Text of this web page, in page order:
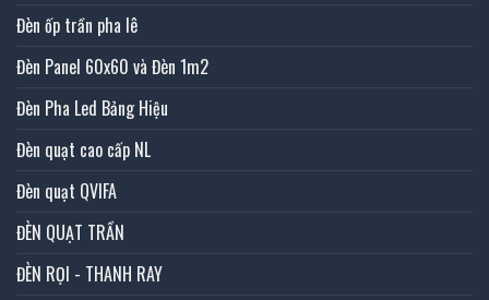
Đèn ốp trần pha lê
Đèn Panel 60x60 và Đèn 1m2
Đèn Pha Led Bảng Hiệu
Đèn quạt cao cấp NL
Đèn quạt QVIFA
ĐÈN QUẠT TRẦN
ĐÈN RỌI - THANH RAY